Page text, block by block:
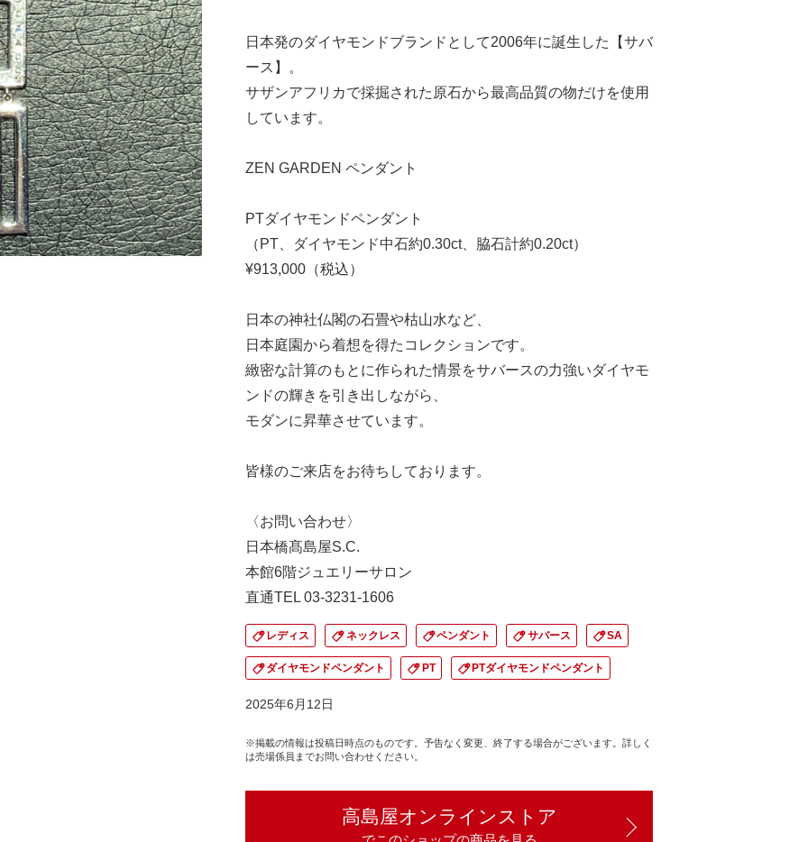
日本発のダイヤモンドブランドとして2006年に誕生した【サバ
ース】。
サザンアフリカで採掘された原石から最高品質の物だけを使用
しています。
ZEN GARDEN ペンダント
PTダイヤモンドペンダント
（PT、ダイヤモンド中石約0.30ct、脇石計約0.20ct）
¥913,000（税込）
日本の神社仏閣の石畳や枯山水など、
日本庭園から着想を得たコレクションです。
緻密な計算のもとに作られた情景をサバースの力強いダイヤモ
ンドの輝きを引き出しながら、
モダンに昇華させています。
皆様のご来店をお待ちしております。
〈お問い合わせ〉
日本橋髙島屋S.C.
本館6階ジュエリーサロン
直通TEL 03-3231-1606
レディス ネックレス ペンダント サバース SA
ダイヤモンドペンダント PT PTダイヤモンドペンダント
2025年6月12日
※掲載の情報は投稿日時点のものです。予告なく変更、終了する場合がございます。詳しく
は売場係員までお問い合わせください。
高島屋オンラインストア